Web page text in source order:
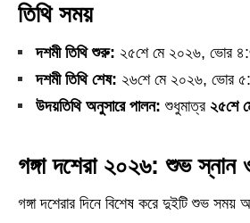
তিথি সময়
দশমী তিথি শুরু: ২৫শে মে ২০২৬, ভোর
দশমী তিথি শেষ: ২৬শে মে ২০২৬, ভোর
উদয়তিথি অনুসারে পালন: শুধুমাত্র ২৫শে
গঙ্গা দশেরা ২০২৬: শুভ
গঙ্গা দশেরার দিনে বিশেষ করে দুইটি শুভ